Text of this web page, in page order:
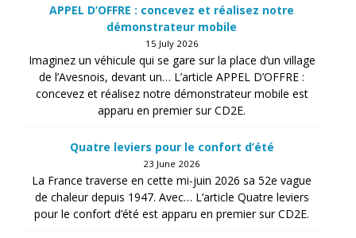
APPEL D’OFFRE : concevez et réalisez notre
démonstrateur mobile
15 July 2026
Imaginez un véhicule qui se gare sur la place d’un village
de l’Avesnois, devant un… L’article APPEL D’OFFRE :
concevez et réalisez notre démonstrateur mobile est
apparu en premier sur CD2E.
Quatre leviers pour le confort d’été
23 June 2026
La France traverse en cette mi-juin 2026 sa 52e vague
de chaleur depuis 1947. Avec… L’article Quatre leviers
pour le confort d’été est apparu en premier sur CD2E.